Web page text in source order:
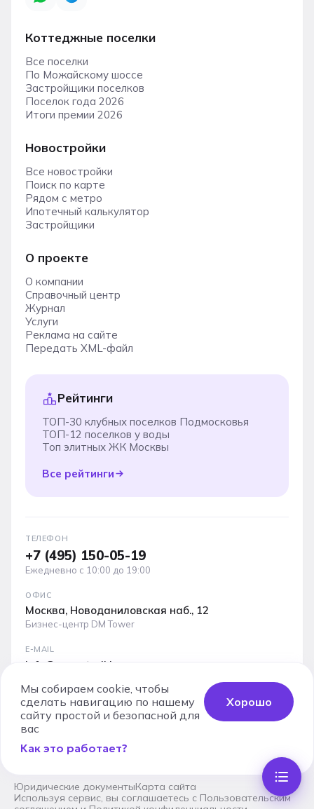
Коттеджные поселки
Все поселки
По Можайскому шоссе
Застройщики поселков
Поселок года 2026
Итоги премии 2026
Новостройки
Все новостройки
Поиск по карте
Рядом с метро
Ипотечный калькулятор
Застройщики
О проекте
О компании
Справочный центр
Журнал
Услуги
Реклама на сайте
Передать XML-файл
Рейтинги
ТОП-30 клубных поселков Подмосковья
ТОП-12 поселков у воды
Топ элитных ЖК Москвы
Все рейтинги
ТЕЛЕФОН
+7 (495) 150-05-19
Ежедневно с 10:00 до 19:00
ОФИС
Москва, Новоданиловская наб., 12
Бизнес-центр DM Tower
E-MAIL
info@novostroikino.ru
Медиакит проекта: форматы рекламы, охваты и
аудитория
Юридические документыКарта сайта
Используя сервис, вы соглашаетесь с Пользовательским
Мы собираем cookie, чтобы
сделать навигацию по нашему
сайту простой и безопасной для
вас
Как это работает?
Хорошо